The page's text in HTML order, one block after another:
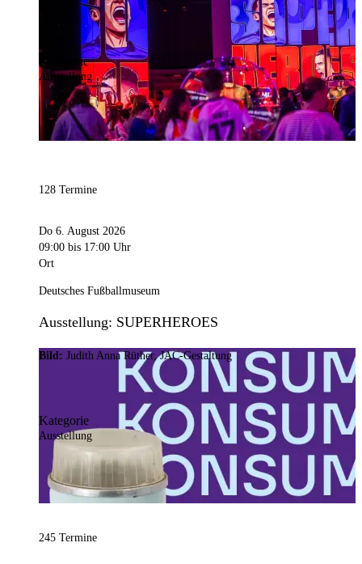
Kategorie
Ausstellung
128 Termine
Do 6. August 2026
09:00 bis 17:00 Uhr
Ort
Deutsches Fußballmuseum
Ausstellung: SUPERHEROES
Bild: Judith Anna Rüther, JAC-Gestaltung
Kategorie
Ausstellung
245 Termine